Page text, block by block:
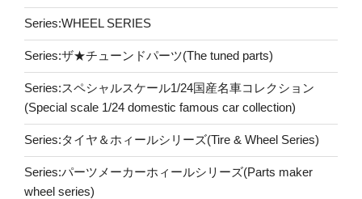
Series:WHEEL SERIES
Series:ザ★チューンドパーツ(The tuned parts)
Series:スペシャルスケール1/24国産名車コレクション
(Special scale 1/24 domestic famous car collection)
Series:タイヤ＆ホィールシリーズ(Tire & Wheel Series)
Series:パーツメーカーホィールシリーズ(Parts maker
wheel series)